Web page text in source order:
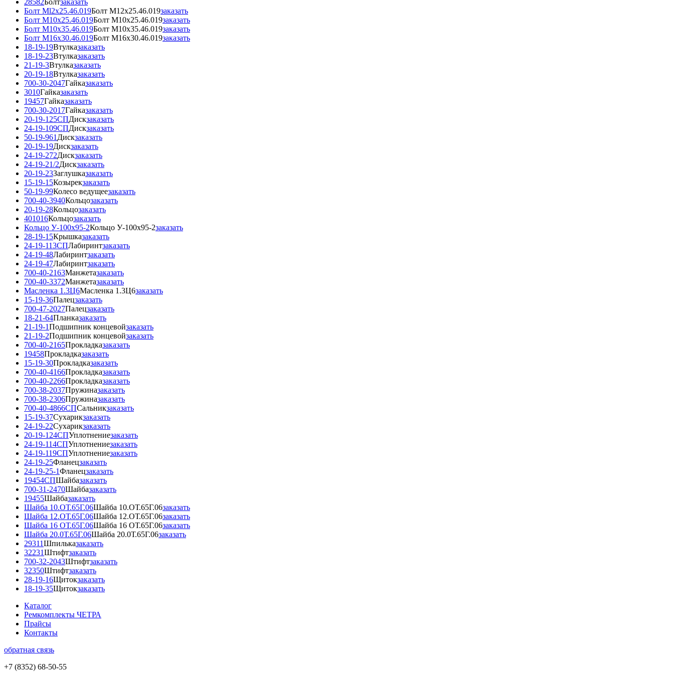
28582Болтзаказать
Болт Ml2x25.46.019Болт M12x25.46.019заказать
Болт М10х25.46.019Болт М10х25.46.019заказать
Болт М10х35.46.019Болт М10х35.46.019заказать
Болт М16x30.46.019Болт М16x30.46.019заказать
18-19-19Втулказаказать
18-19-23Втулказаказать
21-19-3Втулказаказать
20-19-18Втулказаказать
700-30-2047Гайказаказать
3010Гайказаказать
19457Гайказаказать
700-30-2017Гайказаказать
20-19-125СПДискзаказать
24-19-109СПДискзаказать
50-19-961 Дискзаказать
20-19-19Дискзаказать
24-19-272Дискзаказать
24-19-21/2Дискзаказать
20-19-23Заглушказаказать
15-19-15Козырекзаказать
50-19-99Колесо ведущеезаказать
700-40-3940Кольцозаказать
20-19-28Кольцозаказать
401016Кольцозаказать
Кольцо У-100x95-2Кольцо У-100x95-2заказать
28-19-15Крышказаказать
24-19-113СПЛабиринтзаказать
24-19-48Лабиринтзаказать
24-19-47Лабиринтзаказать
700-40-2163Манжетазаказать
700-40-3372Манжетазаказать
Масленка 1.3Ц6Масленка 1.3Ц6заказать
15-19-36Палецзаказать
700-47-2027Палецзаказать
18-21-64Планказаказать
21-19-1Подшипник концевойзаказать
21-19-2Подшипник концевойзаказать
700-40-2165Прокладказаказать
19458Прокладказаказать
15-19-30Прокладказаказать
700-40-4166Прокладказаказать
700-40-2266Прокладказаказать
700-38-2037Пружиназаказать
700-38-2306Пружиназаказать
700-40-4866СПСальникзаказать
15-19-37Сухарикзаказать
24-19-22Сухарикзаказать
20-19-124СПУплотнениезаказать
24-19-114СПУплотнениезаказать
24-19-119СПУплотнениезаказать
24-19-25Фланецзаказать
24-19-25-1Фланецзаказать
19454СПШайбазаказать
700-31-2470Шайбазаказать
19455Шайбазаказать
Шайба 10.ОТ.65Г.06Шайба 10.ОТ.65Г.06заказать
Шайба 12.ОТ.65Г.06Шайба 12.ОТ.65Г.06заказать
Шайба 16 ОТ.65Г.06Шайба 16 ОТ.65Г.06заказать
Шайба 20.0Т.65Г.06Шайба 20.0Т.65Г.06заказать
29311Шпильказаказать
32231Штифтзаказать
700-32-2043Штифтзаказать
32350Штифтзаказать
28-19-16Щитокзаказать
18-19-35Щитокзаказать
Каталог
Ремкомплекты ЧЕТРА
Прайсы
Контакты
обратная связь
+7 (8352) 68-50-55